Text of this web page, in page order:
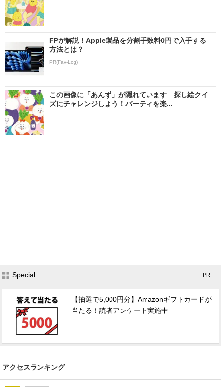
FPが解説！Apple製品を分割手数料0円で入手する
方法とは？
PR(Fav-Log)
この画像に「あんず」が隠れています 探し絵クイ
ズにチャレンジしよう！パーティを楽...
Special - PR -
【抽選で5,000円分】Amazonギフトカードが
当たる！読者アンケート実施中
アクセスランキング